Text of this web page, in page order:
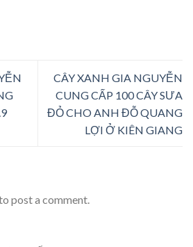
CÂY XANH GIA NGUYỄN
CUNG CẤP 100 CÂY SƯA
ĐỎ CHO ANH ĐỖ QUANG
LỢI Ở KIÊN GIANG
post a comment.